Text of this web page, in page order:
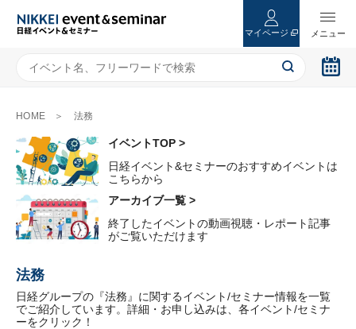
マイページ
HOME 法務
イベントTOP >
日経イベント&セミナーのおすすめイベントは
こちらから
アーカイブ一覧 >
終了したイベントの動画視聴・レポート記事
がご覧いただけます
法務
日経グループの『法務』に関するイベント/セミナー情報を一覧
でご紹介しています。詳細・お申し込みは、各イベント/セミナ
ーをクリック！